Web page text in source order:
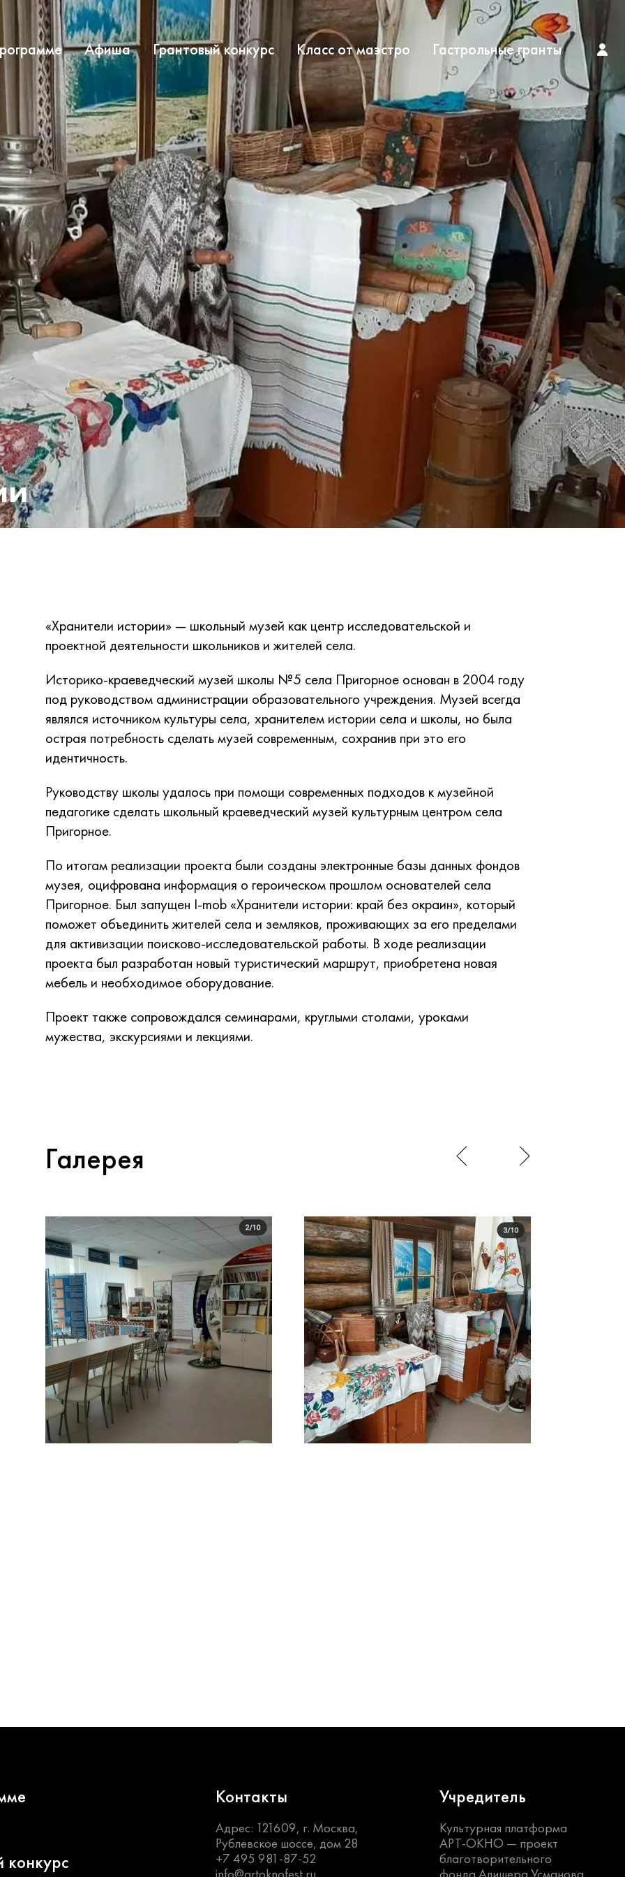
Афиша Грантовый конкурс Класс от маэстро Гастрольные гранты
«Хранители истории» — школьный музей как центр исследовательской и
проектной деятельности школьников и жителей села.
Историко-краеведческий музей школы №5 села Пригорное основан в 2004 году
под руководством администрации образовательного учреждения. Музей всегда
являлся источником культуры села, хранителем истории села и школы, но была
острая потребность сделать музей современным, сохранив при это его
идентичность.
Руководству школы удалось при помощи современных подходов к музейной
педагогике сделать школьный краеведческий музей культурным центром села
Пригорное.
По итогам реализации проекта были созданы электронные базы данных фондов
музея, оцифрована информация о героическом прошлом основателей села
Пригорное. Был запущен I-mob «Хранители истории: край без окраин», который
поможет объединить жителей села и земляков, проживающих за его пределами
для активизации поисково-исследовательской работы. В ходе реализации
проекта был разработан новый туристический маршрут, приобретена новая
мебель и необходимое оборудование.
Проект также сопровождался семинарами, круглыми столами, уроками
мужества, экскурсиями и лекциями.
Галерея
конкурс
Контакты
Адрес: 121609, г. Москва,
Рублевское шоссе, дом 28
+7 495 981-87-52
Учредитель
Культурная платформа
АРТ-ОКНО — проект
благотворительного